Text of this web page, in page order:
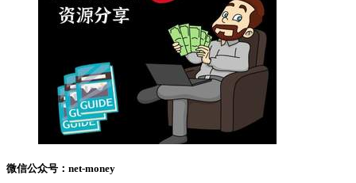
微信公众号：net-money